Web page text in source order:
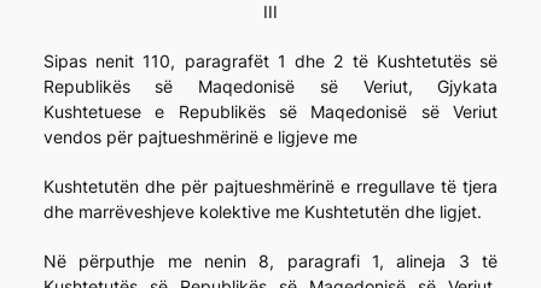
III
Sipas nenit 110, paragrafët 1 dhe 2 të Kushtetutës së
Republikës së Maqedonisë së Veriut, Gjykata
Kushtetuese e Republikës së Maqedonisë së Veriut
vendos për pajtueshmërinë e ligjeve me
Kushtetutën dhe për pajtueshmërinë e rregullave të tjera
dhe marrëveshjeve kolektive me Kushtetutën dhe ligjet.
Në përputhje me nenin 8, paragrafi 1, alineja 3 të